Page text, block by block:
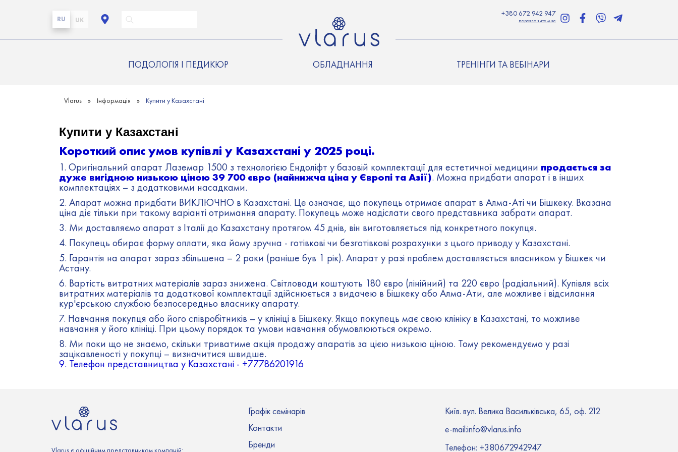
UK
RU
+380 672 942 947
перезвоните мне
ПОДОЛОГІЯ І ПЕДИКЮР ОБЛАДНАННЯ ТРЕНІНГИ ТА ВЕБІНАРИ
Vlarus Інформація Купити у Казахстані
Купити у Казахстані
Короткий опис умов купівлі у Казахстані у 2025 році.
1. Оригінальний апарат Лаземар 1500 з технологією Ендоліфт у базовій комплектації для естетичної медицини продається за
дуже вигідною низькою ціною 39 700 євро (найнижча ціна у Європі та Азії). Можна придбати апарат і в інших
комплектаціях – з додатковими насадками.
2. Апарат можна придбати ВИКЛЮЧНО в Казахстані. Це означає, що покупець отримає апарат в Алма-Аті чи Бішкеку. Вказана
ціна діє тільки при такому варіанті отримання апарату. Покупець може надіслати свого представника забрати апарат.
3. Ми доставляємо апарат з Італії до Казахстану протягом 45 днів, він виготовляється під конкретного покупця.
4. Покупець обирає форму оплати, яка йому зручна - готівкові чи безготівкові розрахунки з цього приводу у Казахстані.
5. Гарантія на апарат зараз збільшена – 2 роки (раніше був 1 рік). Апарат у разі проблем доставляється власником у Бішкек чи
Астану.
6. Вартість витратних матеріалів зараз знижена. Світловоди коштують 180 євро (лінійний) та 220 євро (радіальний). Купівля всіх
витратних матеріалів та додаткової комплектації здійснюється з видачею в Бішкеку або Алма-Ати, але можливе і відсилання
кур'єрською службою безпосередньо власнику апарату.
7. Навчання покупця або його співробітників – у клініці в Бішкеку. Якщо покупець має свою клініку в Казахстані, то можливе
навчання у його клініці. При цьому порядок та умови навчання обумовлюються окремо.
8. Ми поки що не знаємо, скільки триватиме акція продажу апаратів за цією низькою ціною. Тому рекомендуємо у разі
зацікавленості у покупці – визначитися швидше.
9. Телефон представництва у Казахстані - +77786201916
Vlarus є офіційним представником компаній:
Графік семінарів
Контакти
Бренди
Київ. вул. Велика Васильківська, 65, оф. 212
e-mail:info@vlarus.info
Телефон: +380672942947